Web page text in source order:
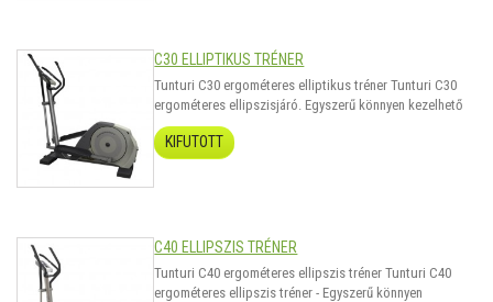
C30 ELLIPTIKUS TRÉNER
Tunturi C30 ergométeres elliptikus tréner Tunturi C30
ergométeres ellipszisjáró. Egyszerű könnyen kezelhető
ergométeres ellipszisjáró, 28kg-os lendítő tömeggel,
mely 250watt-ig szabályozható. 23 programmal és 6
ablakos színes LCD kijelzővel szerelve. Mindenki
KIFUTOTT
C40 ELLIPSZIS TRÉNER
Tunturi C40 ergométeres ellipszis tréner Tunturi C40
ergométeres ellipszis tréner - Egyszerű könnyen